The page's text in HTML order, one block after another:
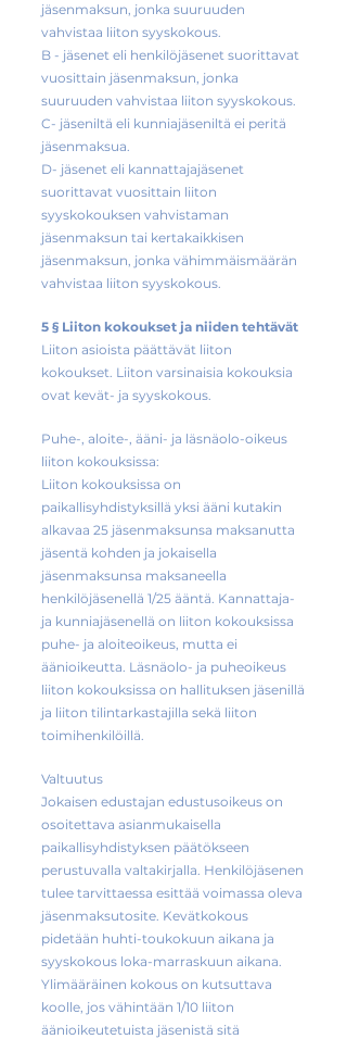
jäsenmaksun, jonka suuruuden
vahvistaa liiton syyskokous.
B - jäsenet eli henkilöjäsenet suorittavat
vuosittain jäsenmaksun, jonka
suuruuden vahvistaa liiton syyskokous.
C- jäseniltä eli kunniajäseniltä ei peritä
jäsenmaksua.
D- jäsenet eli kannattajajäsenet
suorittavat vuosittain liiton
syyskokouksen vahvistaman
jäsenmaksun tai kertakaikkisen
jäsenmaksun, jonka vähimmäismäärän
vahvistaa liiton syyskokous.
5 § Liiton kokoukset ja niiden tehtävät
Liiton asioista päättävät liiton
kokoukset. Liiton varsinaisia kokouksia
ovat kevät- ja syyskokous.
Puhe-, aloite-, ääni- ja läsnäolo-oikeus
liiton kokouksissa:
Liiton kokouksissa on
paikallisyhdistyksillä yksi ääni kutakin
alkavaa 25 jäsenmaksunsa maksanutta
jäsentä kohden ja jokaisella
jäsenmaksunsa maksaneella
henkilöjäsenellä 1/25 ääntä. Kannattaja-
ja kunniajäsenellä on liiton kokouksissa
puhe- ja aloiteoikeus, mutta ei
äänioikeutta. Läsnäolo- ja puheoikeus
liiton kokouksissa on hallituksen jäsenillä
ja liiton tilintarkastajilla sekä liiton
toimihenkilöillä.
Valtuutus
Jokaisen edustajan edustusoikeus on
osoitettava asianmukaisella
paikallisyhdistyksen päätökseen
perustuvalla valtakirjalla. Henkilöjäsenen
tulee tarvittaessa esittää voimassa oleva
jäsenmaksutosite. Kevätkokous
pidetään huhti-toukokuun aikana ja
syyskokous loka-marraskuun aikana.
Ylimääräinen kokous on kutsuttava
koolle, jos vähintään 1/10 liiton
äänioikeutetuista jäsenistä sitä